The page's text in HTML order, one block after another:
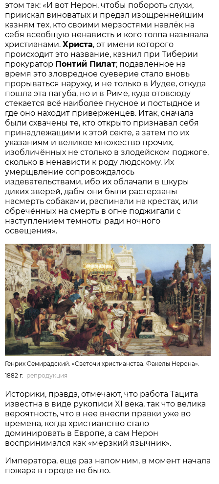
этом так: «И вот Нерон, чтобы побороть слухи,
приискал виноватых и предал изощрённейшим
казням тех, кто своими мерзостями навлёк на
себя всеобщую ненависть и кого толпа называла
христианами.Христа, от имени которого
происходит это название, казнил при Тиберии
прокуратор Понтий Пилат; подавленное на
время это зловредное суеверие стало вновь
прорываться наружу, и не только в Иудее, откуда
пошла эта пагуба, но и в Риме, куда отовсюду
стекается всё наиболее гнусное и постыдное и
где оно находит приверженцев. Итак, сначала
были схвачены те, кто открыто признавал себя
принадлежащими к этой секте, а затем по их
указаниям и великое множество прочих,
изобличённых не столько в злодейском поджоге,
сколько в ненависти к роду людскому. Их
умерщвление сопровождалось
издевательствами, ибо их облачали в шкуры
диких зверей, дабы они были растерзаны
насмерть собаками, распинали на крестах, или
обречённых на смерть в огне поджигали с
наступлением темноты ради ночного
освещения».
Генрих Семирадский. «Светочи христианства. Факелы Нерона».
1882 г. репродукция
Историки, правда, отмечают, что работа Тацита
известна в виде рукописи XI века, так что велика
вероятность, что в нее внесли правки уже во
времена, когда христианство стало
доминировать в Европе, а сам Нерон
воспринимался как «мерзкий язычник».
Императора, еще раз напомним, в момент начала
пожара в городе не было.